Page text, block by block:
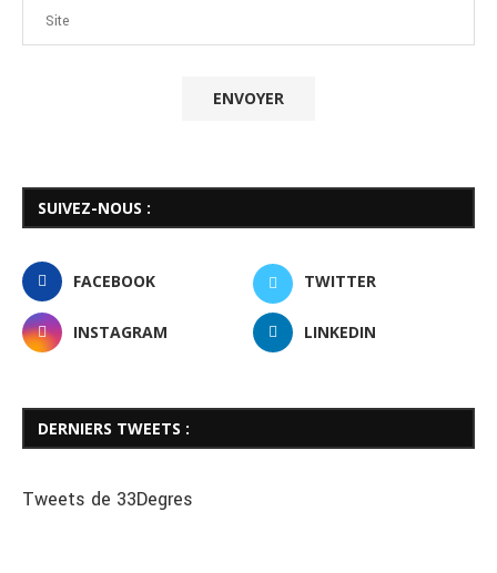
SUIVEZ-NOUS :
FACEBOOK TWITTER
INSTAGRAM LINKEDIN
DERNIERS TWEETS :
Tweets de 33Degres